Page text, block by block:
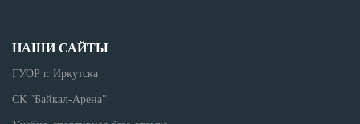
НАШИ САЙТЫ
ГУОР г. Иркутска
СК "Байкал-Арена"